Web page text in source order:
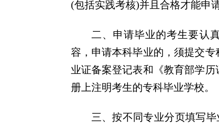
(包括实践考核)并且合格才能申
二、申请毕业的考生要认
容，申请本科毕业的，须提交
业证备案登记表和《教育部学
册上注明考生的专科毕业学校。
三、按不同专业分页填写